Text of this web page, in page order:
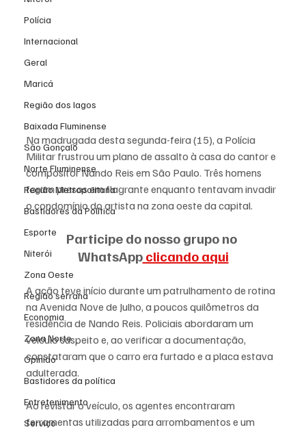
Polícia
Internacional
Geral
Maricá
Região dos lagos
Baixada Fluminense
São Gonçalo
Norte Fluminense
Região Metropolitana
Bastidores da Política
Esporte
Niterói
Zona Oeste
Região serrana
Economia
Zona Norte
Opinião
Bastidores da política
Entretenimento
Serviço
Na madrugada desta segunda-feira (15), a Polícia
Militar frustrou um plano de assalto à casa do cantor e
compositor Nando Reis em São Paulo. Três homens
foram presos em flagrante enquanto tentavam invadir
o condomínio do artista na zona oeste da capital.
Participe do nosso grupo no
WhatsApp clicando aqui
A ação teve início durante um patrulhamento de rotina
na Avenida Nove de Julho, a poucos quilômetros da
residência de Nando Reis. Policiais abordaram um
veículo suspeito e, ao verificar a documentação,
constataram que o carro era furtado e a placa estava
adulterada.
Ao revistar o veículo, os agentes encontraram
ferramentas utilizadas para arrombamentos e um